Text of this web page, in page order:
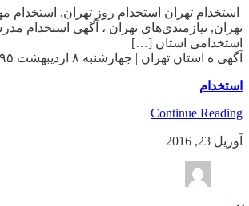
استخدام تهران استخدام روز تهران, استخدام
تهران, نیازمندی‌های تهران ، آگهی استخدام
استخدامی استان […]
آگهی ه استان تهران | چهارشنبه ۸ اردیبهشت ۹۵
استخدام
Continue Reading
آوریل 23, 2016